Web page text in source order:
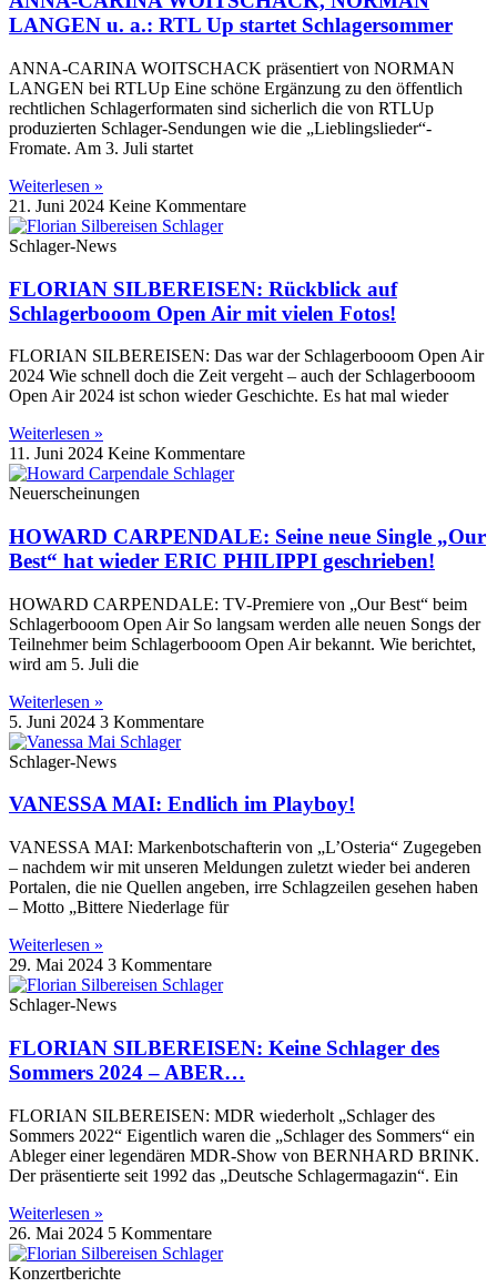
LANGEN u. a.: RTL Up startet Schlagersommer
ANNA-CARINA WOITSCHACK präsentiert von NORMAN
LANGEN bei RTLUp Eine schöne Ergänzung zu den öffentlich
rechtlichen Schlagerformaten sind sicherlich die von RTLUp
produzierten Schlager-Sendungen wie die „Lieblingslieder“-
Fromate. Am 3. Juli startet
Weiterlesen »
21. Juni 2024 Keine Kommentare
Schlager-News
FLORIAN SILBEREISEN: Rückblick auf
Schlagerbooom Open Air mit vielen Fotos!
FLORIAN SILBEREISEN: Das war der Schlagerbooom Open Air
2024 Wie schnell doch die Zeit vergeht – auch der Schlagerbooom
Open Air 2024 ist schon wieder Geschichte. Es hat mal wieder
Weiterlesen »
11. Juni 2024 Keine Kommentare
Neuerscheinungen
HOWARD CARPENDALE: Seine neue Single „Our
Best“ hat wieder ERIC PHILIPPI geschrieben!
HOWARD CARPENDALE: TV-Premiere von „Our Best“ beim
Schlagerbooom Open Air So langsam werden alle neuen Songs der
Teilnehmer beim Schlagerbooom Open Air bekannt. Wie berichtet,
wird am 5. Juli die
Weiterlesen »
5. Juni 2024 3 Kommentare
Schlager-News
VANESSA MAI: Endlich im Playboy!
VANESSA MAI: Markenbotschafterin von „L’Osteria“ Zugegeben
– nachdem wir mit unseren Meldungen zuletzt wieder bei anderen
Portalen, die nie Quellen angeben, irre Schlagzeilen gesehen haben
– Motto „Bittere Niederlage für
Weiterlesen »
29. Mai 2024 3 Kommentare
Schlager-News
FLORIAN SILBEREISEN: Keine Schlager des
Sommers 2024 – ABER…
FLORIAN SILBEREISEN: MDR wiederholt „Schlager des
Sommers 2022“ Eigentlich waren die „Schlager des Sommers“ ein
Ableger einer legendären MDR-Show von BERNHARD BRINK.
Der präsentierte seit 1992 das „Deutsche Schlagermagazin“. Ein
Weiterlesen »
26. Mai 2024 5 Kommentare
Konzertberichte